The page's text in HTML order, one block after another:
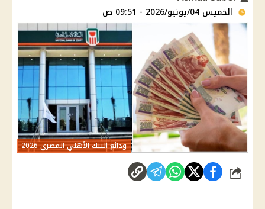
الخميس 04/يونيو/2026 - 09:51 ص
ودائع البنك الأهلي المصري 2026
شارك